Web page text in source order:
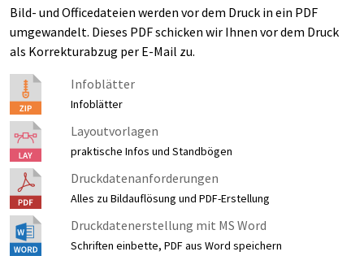
Bild- und Officedateien werden vor dem Druck in ein PDF
umgewandelt. Dieses PDF schicken wir Ihnen vor dem Druck
als Korrekturabzug per E-Mail zu.
Infoblätter
Infoblätter
Layoutvorlagen
praktische Infos und Standbögen
Druckdatenanforderungen
Alles zu Bildauflösung und PDF-Erstellung
Druckdatenerstellung mit MS Word
Schriften einbette, PDF aus Word speichern